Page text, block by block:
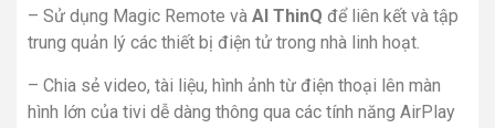
– Sử dụng Magic Remote và AI ThinQ để liên kết và tập
trung quản lý các thiết bị điện tử trong nhà linh hoạt.
– Chia sẻ video, tài liệu, hình ảnh từ điện thoại lên màn
hình lớn của tivi dễ dàng thông qua các tính năng AirPlay